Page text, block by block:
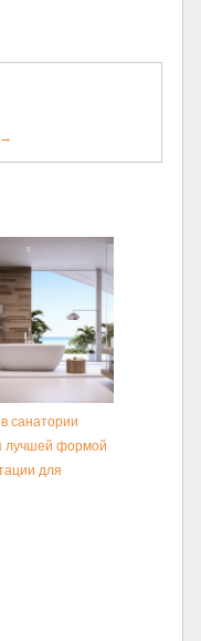
→
санатории
лучшей формой
для